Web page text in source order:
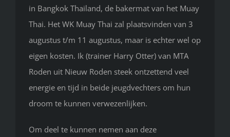
in Bangkok Thailand, de bakermat van het Muay
Thai. Het WK Muay Thai zal plaatsvinden van 3
augustus t/m 11 augustus, maar is echter wel op
eigen kosten. Ik (trainer Harry Otter) van MTA
Roden uit Nieuw Roden steek ontzettend veel
energie en tijd in beide jeugdvechters om hun
droom te kunnen verwezenlijken.
Om deel te kunnen nemen aan deze